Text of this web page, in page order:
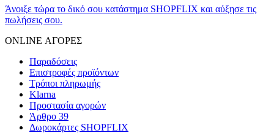
Άνοιξε τώρα το δικό σου κατάστημα SHOPFLIX και αύξησε τις
πωλήσεις σου.
ONLINE ΑΓΟΡΕΣ
Παραδόσεις
Επιστροφές προϊόντων
Τρόποι πληρωμής
Klarna
Προστασία αγορών
Άρθρο 39
Δωροκάρτες SHOPFLIX